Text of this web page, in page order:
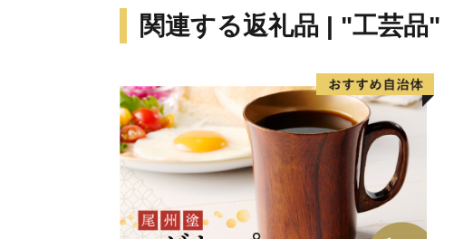
関連する返礼品 | "工芸品"